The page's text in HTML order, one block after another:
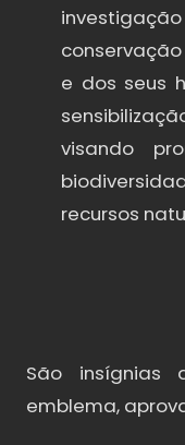
e dos seus
visando
recursos
São
emblema,